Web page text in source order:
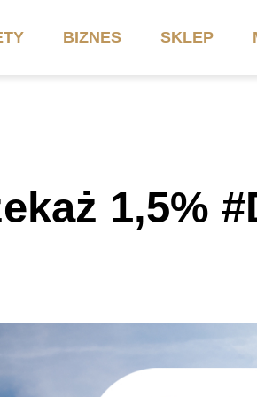
BIZNES SKLEP
ogólne
klubu
Kadra
Aktualności
Catering
1,5%